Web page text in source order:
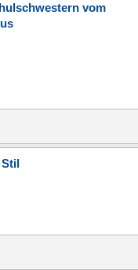
vom
Stil